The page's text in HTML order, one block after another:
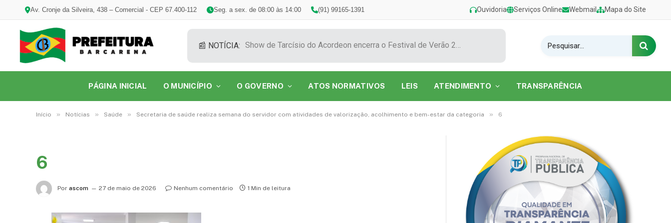
Av. Cronje da Silveira, 438 – Comercial - CEP 67.400-112 Seg. a sex. de 08:00 às 14:00 (91) 99165-1391 Ouvidoria Serviços Online Webmail Mapa do Site
📰 NOTÍCIA: Show de Tarcísio do Acordeon encerra o Festival de Verão 2026 na Praia do Caripi
PÁGINA INICIAL O MUNICÍPIO O GOVERNO ATOS NORMATIVOS LEIS ATENDIMENTO TRANSPARÊNCIA
Início » Notícias » Saúde » Secretaria de saúde realiza semana do servidor com atividades de valorização, acolhimento e bem-estar da categoria » 6
6
Por ascom 27 de maio de 2026 Nenhum comentário 1 Min de leitura